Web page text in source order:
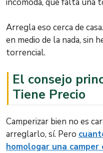
Arregla eso cerca de
en medio de la nada, sin
torrencial.
El consejo
Tiene Precio
Camperizar bien no es
arreglarlo, sí. Pero
homologar una camper